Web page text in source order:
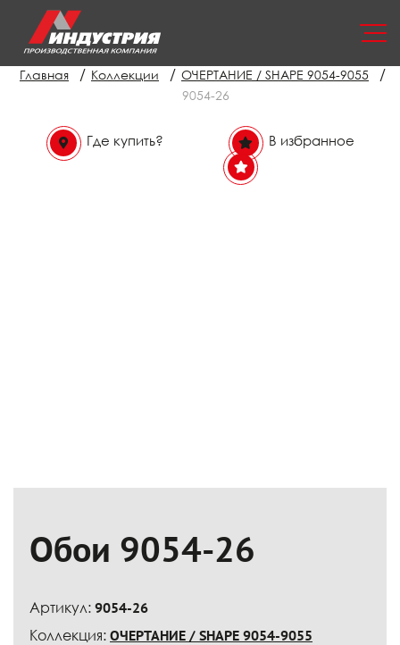
Главная / Коллекции / ОЧЕРТАНИЕ / SHAPE 9054-9055 /
9054-26
Где купить? В избранное
Обои 9054-26
Артикул: 9054-26
Коллекция: ОЧЕРТАНИЕ / SHAPE 9054-9055